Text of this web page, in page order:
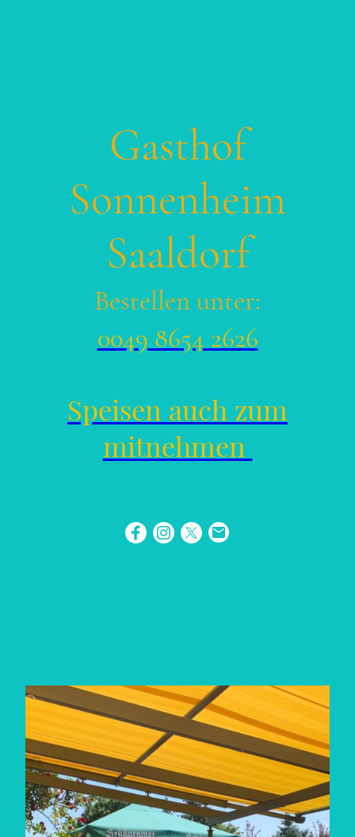
Gasthof
Sonnenheim
Saaldorf
Bestellen unter:
0049 8654 2626
Speisen auch zum
mitnehmen